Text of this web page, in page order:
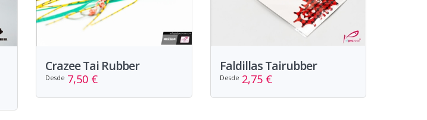
Crazee Tai Rubber
Desde 7,50 €
Faldillas Tairubber
Desde 2,75 €